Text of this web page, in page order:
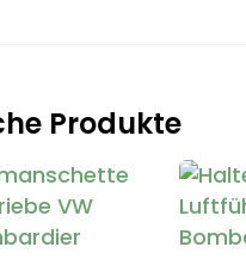
Produkte